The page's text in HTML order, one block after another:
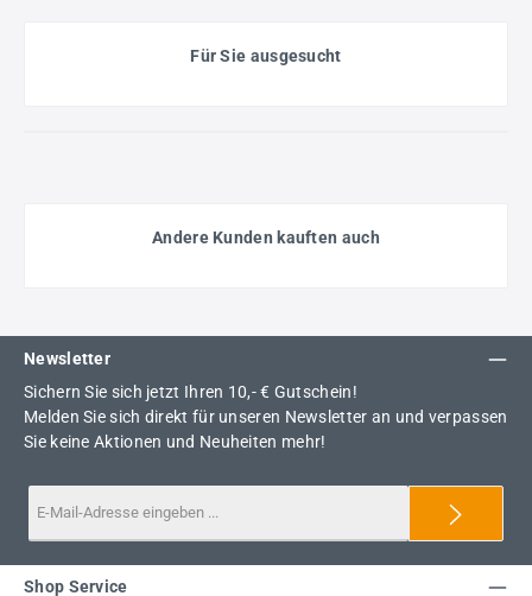
Für Sie ausgesucht
Andere Kunden kauften auch
Newsletter
Sichern Sie sich jetzt Ihren 10,- € Gutschein!
Melden Sie sich direkt für unseren Newsletter an und verpassen
Sie keine Aktionen und Neuheiten mehr!
Shop Service